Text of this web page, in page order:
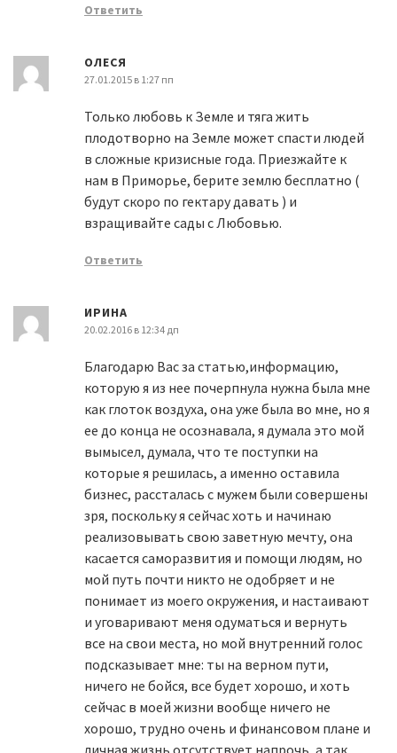
Ответить
ОЛЕСЯ
27.01.2015 в 1:27 пп
Только любовь к Земле и тяга жить
плодотворно на Земле может спасти людей
в сложные кризисные года. Приезжайте к
нам в Приморье, берите землю бесплатно (
будут скоро по гектару давать ) и
взращивайте сады с Любовью.
Ответить
ИРИНА
20.02.2016 в 12:34 дп
Благодарю Вас за статью,информацию,
которую я из нее почерпнула нужна была мне
как глоток воздуха, она уже была во мне, но я
ее до конца не осознавала, я думала это мой
вымысел, думала, что те поступки на
которые я решилась, а именно оставила
бизнес, рассталась с мужем были совершены
зря, поскольку я сейчас хоть и начинаю
реализовывать свою заветную мечту, она
касается саморазвития и помощи людям, но
мой путь почти никто не одобряет и не
понимает из моего окружения, и настаивают
и уговаривают меня одуматься и вернуть
все на свои места, но мой внутренний голос
подсказывает мне: ты на верном пути,
ничего не бойся, все будет хорошо, и хоть
сейчас в моей жизни вообще ничего не
хорошо, трудно очень и финансовом плане и
личная жизнь отсутствует напрочь, а так